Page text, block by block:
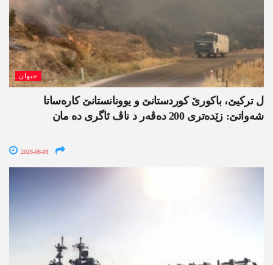
جیھان
ل ترکیێ، باکورێ کوردستانێ و یوونانستانێ کارەساتا
شەواتێ: زێدەتری 200 دەڤەر د ناڤ ئاگری دە مان
2026-08-01